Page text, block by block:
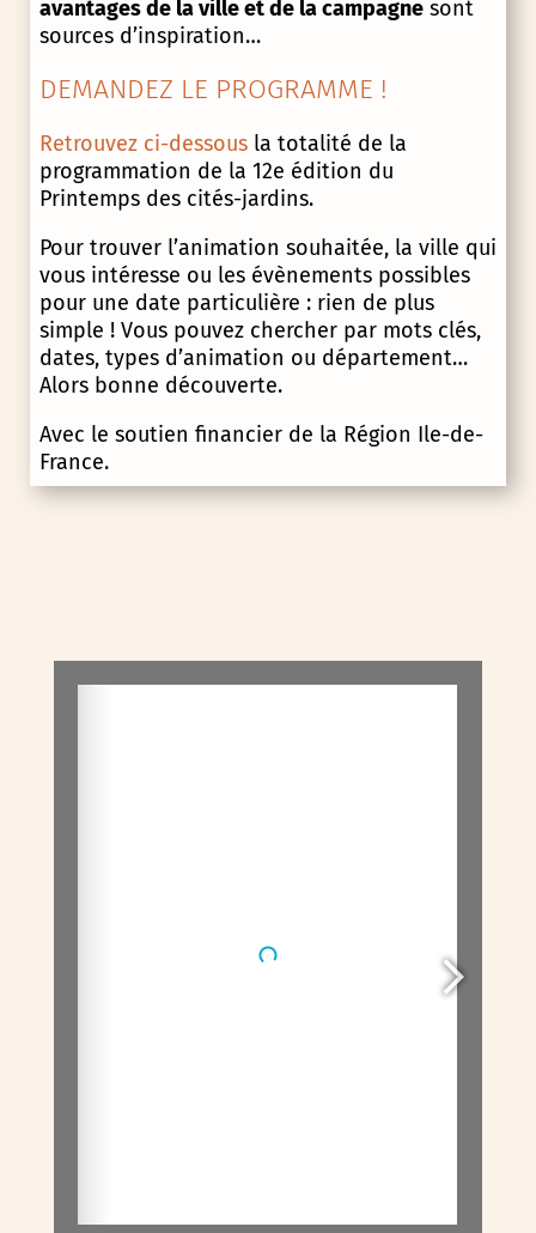
avantages de la ville et de la campagnesont
sources d’inspiration…
DEMANDEZ LE PROGRAMME !
Retrouvez ci-dessousla totalité de la
programmation de la 12e édition du
Printemps des cités-jardins.
Pour trouver l’animation souhaitée, la ville qui
vous intéresse ou les évènements possibles
pour une date particulière : rien de plus
simple ! Vous pouvez chercher par mots clés,
dates, types d’animation ou département…
Alors bonne découverte.
Avec le soutien financier de la Région Ile-de-
France.